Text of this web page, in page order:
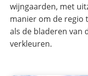
wijngaarden, met
manier om de regio
als de bladeren van
verkleuren.